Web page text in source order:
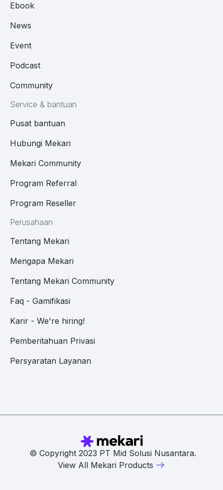
Ebook
News
Event
Podcast
Community
Service & bantuan
Pusat bantuan
Hubungi Mekari
Mekari Community
Program Referral
Program Reseller
Perusahaan
Tentang Mekari
Mengapa Mekari
Tentang Mekari Community
Faq - Gamifikasi
Karir - We're hiring!
Pemberitahuan Privasi
Persyaratan Layanan
© Copyright 2023 PT Mid Solusi Nusantara.
View All Mekari Products